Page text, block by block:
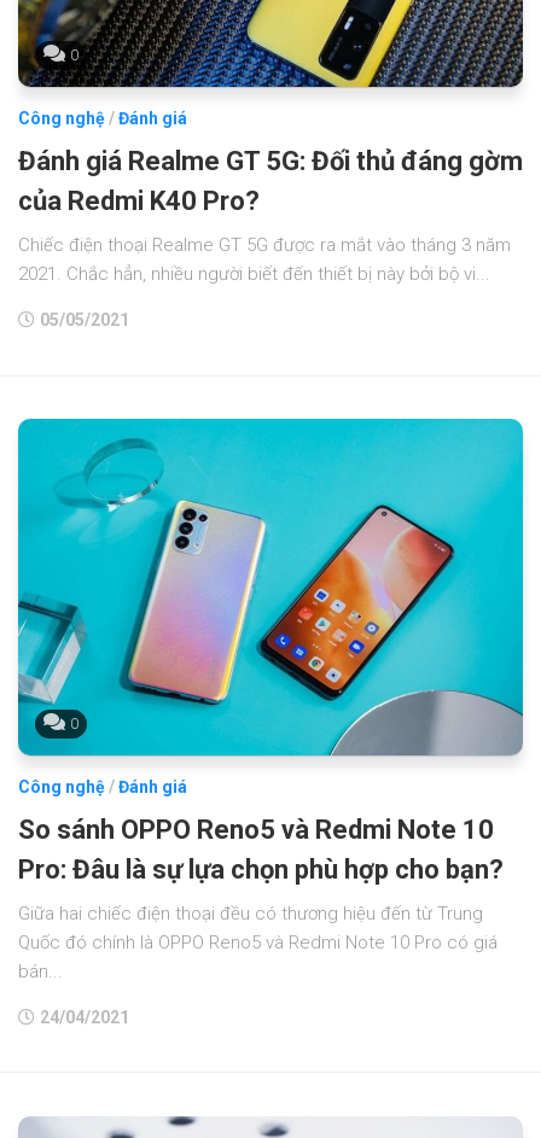
0
Công nghệ/Đánh giá
Đánh giá Realme GT 5G: Đối thủ đáng gờm
của Redmi K40 Pro?
Chiếc điện thoại Realme GT 5G được ra mắt vào tháng 3 năm
2021. Chắc hẳn, nhiều người biết đến thiết bị này bởi bộ vi...
05/05/2021
0
Công nghệ/Đánh giá
So sánh OPPO Reno5 và Redmi Note 10
Pro: Đâu là sự lựa chọn phù hợp cho bạn?
Giữa hai chiếc điện thoại đều có thương hiệu đến từ Trung
Quốc đó chính là OPPO Reno5 và Redmi Note 10 Pro có giá
bán...
24/04/2021